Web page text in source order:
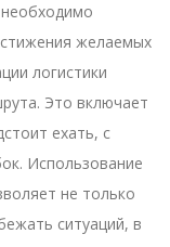
желаемых
логистики
Это включает
ехать, с
Использование
не только
ситуаций, в